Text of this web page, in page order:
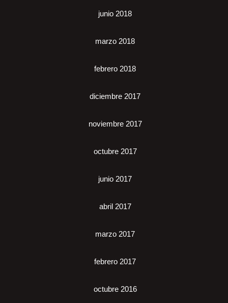
junio 2018
marzo 2018
febrero 2018
diciembre 2017
noviembre 2017
octubre 2017
junio 2017
abril 2017
marzo 2017
febrero 2017
octubre 2016